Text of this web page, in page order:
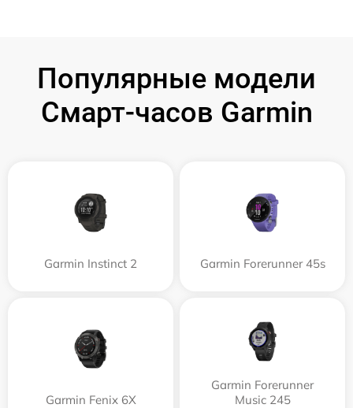
Популярные модели
Смарт-часов Garmin
Garmin Instinct 2 Garmin Forerunner 45s
Garmin Fenix 6X
Garmin Forerunner
Music 245